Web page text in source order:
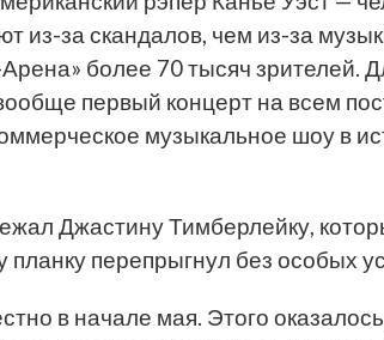
из-за скандалов, чем из-за
более 70 тысяч зрителей.
первый концерт на всем
музыкальное шоу в
Джастину Тимберлейку,
перепрыгнул без особых
в начале мая. Этого